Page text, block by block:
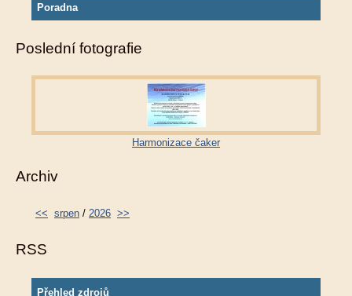
Poradna
Poslední fotografie
Harmonizace čaker
Archiv
<< srpen / 2026 >>
RSS
Přehled zdrojů